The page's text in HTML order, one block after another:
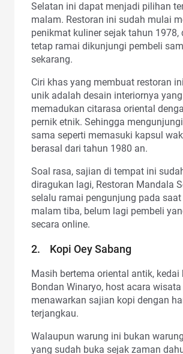
Selatan ini dapat menjadi pilihan
malam. Restoran ini sudah mulai
penikmat kuliner sejak tahun 1978,
tetap ramai dikunjungi pembeli
sekarang.
Ciri khas yang membuat restoran
unik adalah desain interiornya yang
memadukan citarasa oriental
pernik etnik. Sehingga
sama seperti memasuki kapsul
berasal dari tahun 1980 an.
Soal rasa, sajian di tempat ini
diragukan lagi, Restoran Mandala
selalu ramai pengunjung pada
malam tiba, belum lagi pembeli
secara online.
2. Kopi Oey Sabang
Masih bertema oriental antik,
Bondan Winaryo, host acara wisata
menawarkan sajian kopi dengan
terjangkau.
Walaupun warung ini bukan
yang sudah buka sejak zaman